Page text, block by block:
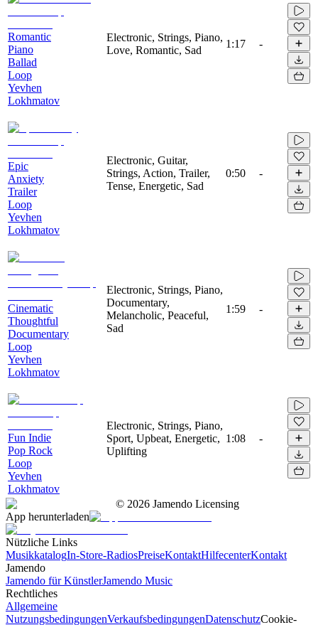
Romantic
Piano
Ballad
Loop
Yevhen
Lokhmatov
Electronic, Strings, Piano,
Love, Romantic, Sad
1:17 -
Epic
Anxiety
Trailer
Loop
Yevhen
Lokhmatov
Electronic, Guitar,
Strings, Action, Trailer,
Tense, Energetic, Sad
0:50 -
Cinematic
Thoughtful
Documentary
Loop
Yevhen
Lokhmatov
Electronic, Strings, Piano,
Documentary,
Melancholic, Peaceful,
Sad
1:59 -
Fun Indie
Pop Rock
Loop
Yevhen
Lokhmatov
Electronic, Strings, Piano,
Sport, Upbeat, Energetic,
Uplifting
1:08 -
© 2026 Jamendo Licensing
App herunterladen
Nützliche Links
MusikkatalogIn-Store-RadiosPreiseKontaktHilfecenterKontakt
Jamendo
Jamendo für KünstlerJamendo Music
Rechtliches
Allgemeine
NutzungsbedingungenVerkaufsbedingungenDatenschutzCookie-